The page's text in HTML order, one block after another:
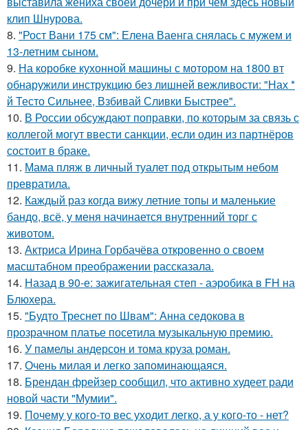
клип Шнурова.
8. "Рост Вани 175 см": Елена Ваенга снялась с мужем и
13-летним сыном.
9. На коробке кухонной машины с мотором на 1800 вт
обнаружили инструкцию без лишней вежливости: "Нах *
й Тесто Сильнее, Взбивай Сливки Быстрее".
10. В России обсуждают поправки, по которым за связь с
коллегой могут ввести санкции, если один из партнёров
состоит в браке.
11. Мама пляж в личный туалет под открытым небом
превратила.
12. Каждый раз когда вижу летние топы и маленькие
бандо, всё, у меня начинается внутренний торг с
животом.
13. Актриса Ирина Горбачёва откровенно о своем
масштабном преображении рассказала.
14. Назад в 90-е: зажигательная степ - аэробика в FH на
Блюхера.
15. "Будто Треснет по Швам": Анна седокова в
прозрачном платье посетила музыкальную премию.
16. У памелы андерсон и тома круза роман.
17. Очень милая и легко запоминающаяся.
18. Брендан фрейзер сообщил, что активно худеет ради
новой части "Мумии".
19. Почему у кого-то вес уходит легко, а у кого-то - нет?